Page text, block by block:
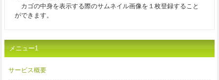
カゴの中身を表示する際のサムネイル画像を１枚登録すること
ができます。
メニュー1
サービス概要